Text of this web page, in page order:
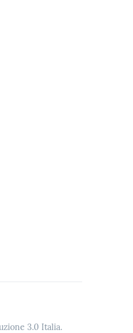
3.0 Italia.